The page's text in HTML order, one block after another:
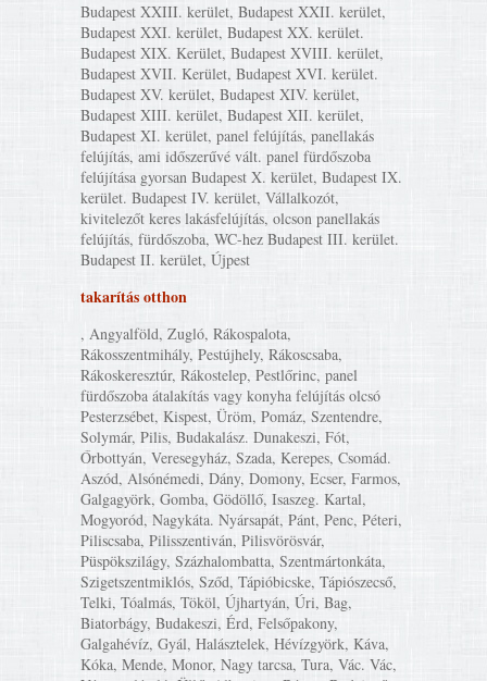
Budapest XXIII. kerület, Budapest XXII. kerület,
Budapest XXI. kerület, Budapest XX. kerület.
Budapest XIX. Kerület, Budapest XVIII. kerület,
Budapest XVII. Kerület, Budapest XVI. kerület.
Budapest XV. kerület, Budapest XIV. kerület,
Budapest XIII. kerület, Budapest XII. kerület,
Budapest XI. kerület, panel felújítás, panellakás
felújítás, ami időszerűvé vált. panel fürdőszoba
felújítása gyorsan Budapest X. kerület, Budapest IX.
kerület. Budapest IV. kerület, Vállalkozót,
kivitelezőt keres lakásfelújítás, olcson panellakás
felújítás, fürdőszoba, WC-hez Budapest III. kerület.
Budapest II. kerület, Újpest
takarítás otthon
, Angyalföld, Zugló, Rákospalota,
Rákosszentmihály, Pestújhely, Rákoscsaba,
Rákoskeresztúr, Rákostelep, Pestlőrinc, panel
fürdőszoba átalakítás vagy konyha felújítás olcsó
Pesterzsébet, Kispest, Üröm, Pomáz, Szentendre,
Solymár, Pilis, Budakalász. Dunakeszi, Fót,
Őrbottyán, Veresegyház, Szada, Kerepes, Csomád.
Aszód, Alsónémedi, Dány, Domony, Ecser, Farmos,
Galgagyörk, Gomba, Gödöllő, Isaszeg. Kartal,
Mogyoród, Nagykáta. Nyársapát, Pánt, Penc, Péteri,
Piliscsaba, Pilisszentiván, Pilisvörösvár,
Püspökszilágy, Százhalombatta, Szentmártonkáta,
Szigetszentmiklós, Sződ, Tápióbicske, Tápiószecső,
Telki, Tóalmás, Tököl, Újhartyán, Úri, Bag,
Biatorbágy, Budakeszi, Érd, Felsőpakony,
Galgahévíz, Gyál, Halásztelek, Hévízgyörk, Káva,
Kóka, Mende, Monor, Nagy tarcsa, Tura, Vác. Vác,